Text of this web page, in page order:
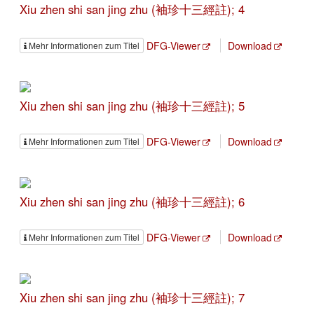
Xiu zhen shi san jing zhu (袖珍十三經註); 4
Mehr Informationen zum Titel DFG-Viewer Download
Xiu zhen shi san jing zhu (袖珍十三經註); 5
Mehr Informationen zum Titel DFG-Viewer Download
Xiu zhen shi san jing zhu (袖珍十三經註); 6
Mehr Informationen zum Titel DFG-Viewer Download
Xiu zhen shi san jing zhu (袖珍十三經註); 7